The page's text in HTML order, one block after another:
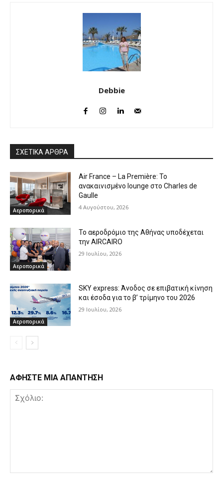
Debbie
ΣΧΕΤΙΚΑ ΑΡΘΡΑ
Αεροπορικά
Air France – La Première: Το
ανακαινισμένο lounge στο Charles de
Gaulle
4 Αυγούστου, 2026
Αεροπορικά
Το αεροδρόμιο της Αθήνας υποδέχεται
την AIRCAIRO
29 Ιουλίου, 2026
Αεροπορικά
SKY express: Άνοδος σε επιβατική κίνηση
και έσοδα για το β’ τρίμηνο του 2026
29 Ιουλίου, 2026
ΑΦΗΣΤΕ ΜΙΑ ΑΠΑΝΤΗΣΗ